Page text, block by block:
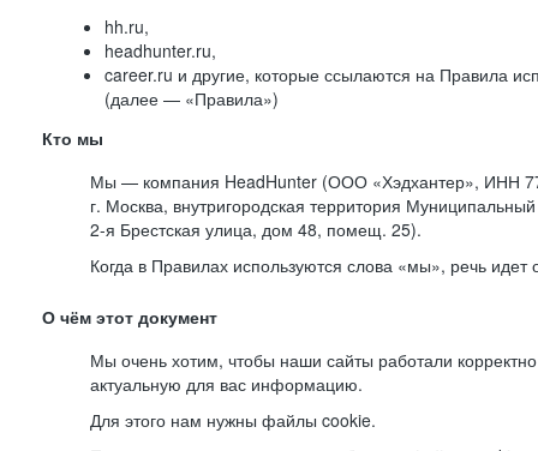
hh.ru,
headhunter.ru,
career.ru и другие, которые ссылаются на Правила
(далее — «Правила»)
Кто мы
Мы — компания HeadHunter (ООО «Хэдхантер», ИНН
г. Москва, внутригородская территория Муниципальный
2-я Брестская улица, дом 48, помещ. 25).
Когда в Правилах используются слова «мы», речь
О чём этот документ
Мы очень хотим, чтобы наши сайты работали
актуальную для вас информацию.
Для этого нам нужны файлы cookie.